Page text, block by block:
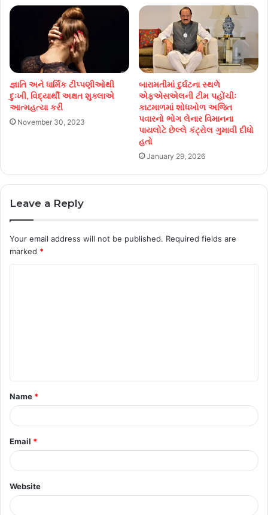
જ્ઞાતિ અને ધાર્મિક ટીપ્પણીઓથી
દુઃખી, વિદ્યાર્થી અક્ષત શુક્લાએ
આત્મહત્યા કરી
November 30, 2023
બારામતીમાં દુર્ઘટના સ્થળે
એફએસએલની ટીમ પહોંચીઃ
કાટમાળમાં શોધખોળ અજિત
પવારનો ભોગ લેનાર વિમાનના
પાયલોટે છેલ્લે કંટ્રોલ ગુમાવી દીધો
હતો
January 29, 2026
Leave a Reply
Your email address will not be published. Required fields are
marked *
t
*
Name *
Email *
Website